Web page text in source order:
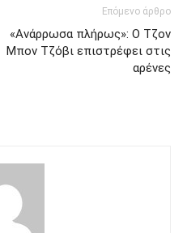
Επόμενο άρθρο
«Ανάρρωσα πλήρως»: Ο Τζον
Μπον Τζόβι επιστρέφει στις
αρένες